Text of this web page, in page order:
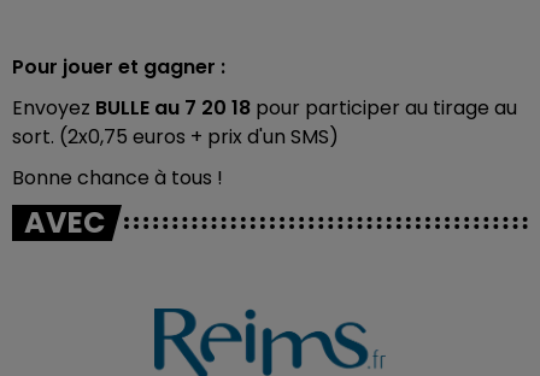
Pour jouer et gagner :
Envoyez BULLE au 7 20 18 pour participer au tirage au
sort. (2x0,75 euros + prix d'un SMS)
Bonne chance à tous !
AVEC